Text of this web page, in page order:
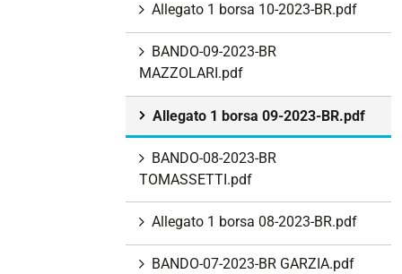
Allegato 1 borsa 10-2023-BR.pdf
BANDO-09-2023-BR
MAZZOLARI.pdf
Allegato 1 borsa 09-2023-BR.pdf
BANDO-08-2023-BR
TOMASSETTI.pdf
Allegato 1 borsa 08-2023-BR.pdf
BANDO-07-2023-BR GARZIA.pdf